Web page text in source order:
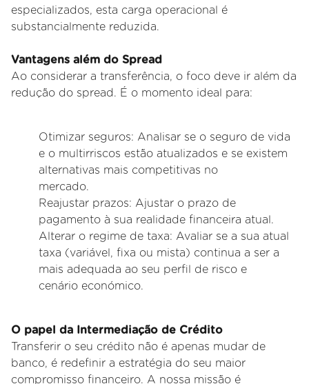
especializados, esta carga operacional é
substancialmente reduzida.
Vantagens além do Spread
Ao considerar a transferência, o foco deve ir além da
redução do spread. É o momento ideal para:
Otimizar seguros: Analisar se o seguro de vida
e o multirriscos estão atualizados e se existem
alternativas mais competitivas no
mercado.
Reajustar prazos: Ajustar o prazo de
pagamento à sua realidade financeira atual.
Alterar o regime de taxa: Avaliar se a sua atual
taxa (variável, fixa ou mista) continua a ser a
mais adequada ao seu perfil de risco e
cenário económico.
O papel da Intermediação de Crédito
Transferir o seu crédito não é apenas mudar de
banco, é redefinir a estratégia do seu maior
compromisso financeiro. A nossa missão é